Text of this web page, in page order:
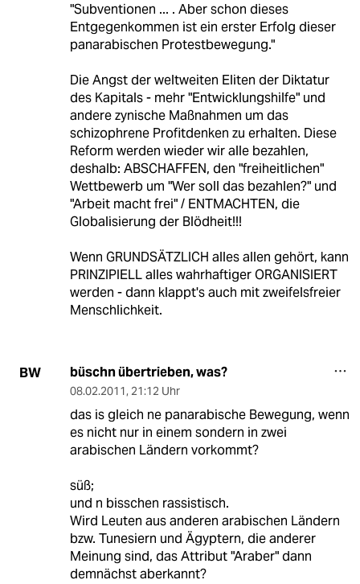
"Subventionen ... . Aber schon dieses
Entgegenkommen ist ein erster Erfolg dieser
panarabischen Protestbewegung."
Die Angst der weltweiten Eliten der Diktatur
des Kapitals - mehr "Entwicklungshilfe" und
andere zynische Maßnahmen um das
schizophrene Profitdenken zu erhalten. Diese
Reform werden wieder wir alle bezahlen,
deshalb: ABSCHAFFEN, den "freiheitlichen"
Wettbewerb um "Wer soll das bezahlen?" und
"Arbeit macht frei" / ENTMACHTEN, die
Globalisierung der Blödheit!!!
Wenn GRUNDSÄTZLICH alles allen gehört, kann
PRINZIPIELL alles wahrhaftiger ORGANISIERT
werden - dann klappt's auch mit zweifelsfreier
Menschlichkeit.
BW büschn übertrieben, was?
08.02.2011, 21:12 Uhr
das is gleich ne panarabische Bewegung, wenn
es nicht nur in einem sondern in zwei
arabischen Ländern vorkommt?
süß;
und n bisschen rassistisch.
Wird Leuten aus anderen arabischen Ländern
bzw. Tunesiern und Ägyptern, die anderer
Meinung sind, das Attribut "Araber" dann
demnächst aberkannt?